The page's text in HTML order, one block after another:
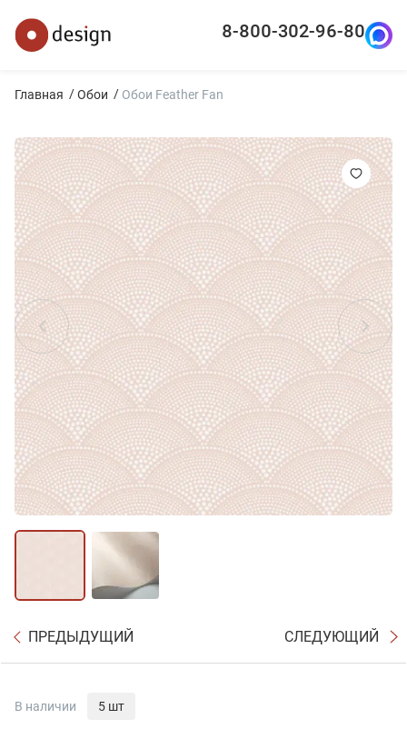
8-800-302-96-80
Главная Обои Обои Feather Fan
ПРЕДЫДУЩИЙ СЛЕДУЮЩИЙ
В наличии 5 шт